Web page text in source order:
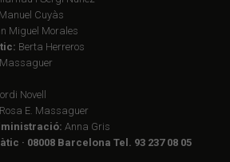
Manuel Cuyàs
Miguel Morales
Berta Herreros
Novell
Rosa E. Massaguer
Anna Gris
· 08008 Barcelona Tel. 93 237 08 05